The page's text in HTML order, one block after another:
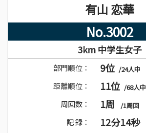
有山 恋華
No.3002
3km 中学生女子
部門順位： 9位 /24人中
距離順位： 11位 /68人中
周回数： 1周 /1周回
記 録： 12分14秒